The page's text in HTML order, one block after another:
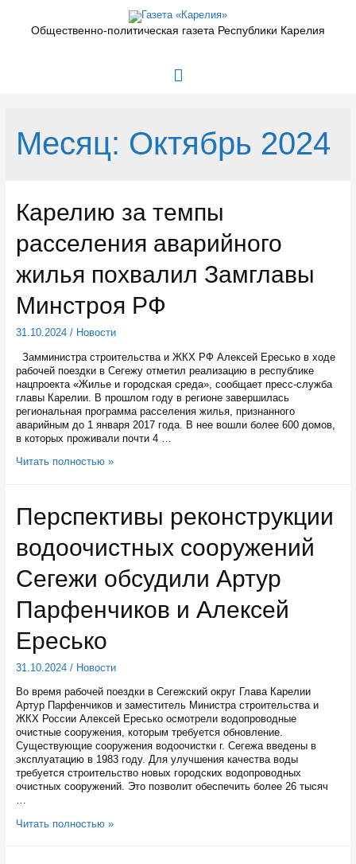
содержимомуОбщественно-политическая газета Республики Карелия
Главное
Месяц: Октябрь 2024
Карелию за темпы
расселения аварийного
жилья похвалил Замглавы
Минстроя РФ
31.10.2024/ Новости
Замминистра строительства и ЖКХ РФ Алексей Ересько в ходе
рабочей поездки в Сегежу отметил реализацию в республике
нацпроекта «Жилье и городская среда», сообщает пресс-служба
главы Карелии. В прошлом году в регионе завершилась
региональная программа расселения жилья, признанного
аварийным до 1 января 2017 года. В нее вошли более 600 домов,
в которых проживали почти 4 …
Карелию
аварийного
жилья
похвалил
Замглавы
Минстроя
РФ
Читать полностью »
Перспективы реконструкции
водоочистных сооружений
Сегежи обсудили Артур
Парфенчиков и Алексей
Ересько
31.10.2024/ Новости
Во время рабочей поездки в Сегежский округ Глава Карелии
Артур Парфенчиков и заместитель Министра строительства и
ЖКХ России Алексей Ересько осмотрели водопроводные
очистные сооружения, которым требуется обновление.
Существующие сооружения водоочистки г. Сегежа введены в
эксплуатацию в 1983 году. Для улучшения качества воды
требуется строительство новых городских водопроводных
очистных сооружений. Это позволит обеспечить более 26 тысяч
…
Перспективы
Читать полностью »